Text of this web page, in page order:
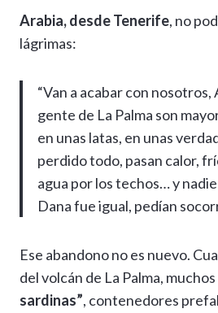
Arabia, desde Tenerife, no
lágrimas:
“Van a acabar con nosotros,
gente de La Palma son
en unas latas, en unas
perdido todo, pasan calor,
agua por los techos… y
Dana fue igual, pedían
Ese abandono no es nuevo.
del volcán de La Palma,
sardinas”, contenedores